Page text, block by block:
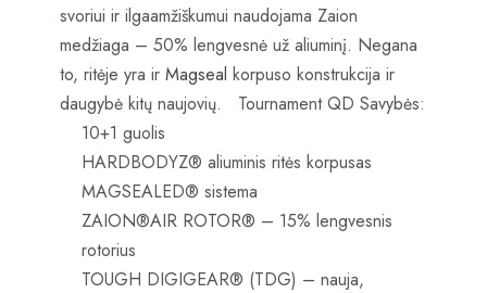
svoriui ir ilgaamžiškumui naudojama Zaion
medžiaga – 50% lengvesnė už aliuminį. Negana
to, ritėje yra ir Magseal korpuso konstrukcija ir
daugybė kitų naujovių. Tournament QD Savybės:
10+1 guolis
HARDBODYZ® aliuminis ritės korpusas
MAGSEALED® sistema
ZAION®AIR ROTOR® – 15% lengvesnis
rotorius
TOUGH DIGIGEAR® (TDG) – nauja,